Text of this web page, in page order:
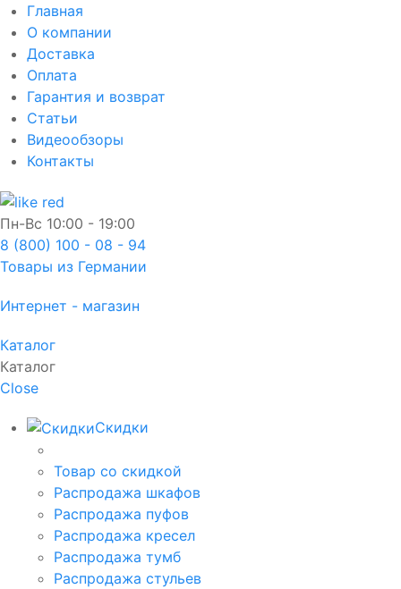
Главная
О компании
Доставка
Оплата
Гарантия и возврат
Статьи
Видеообзоры
Контакты
Пн-Вс 10:00 - 19:00
8 (800) 100 - 08 - 94
Товары из Германии
Интернет - магазин
Каталог
Каталог
Close
Скидки
Товар со скидкой
Распродажа шкафов
Распродажа пуфов
Распродажа кресел
Распродажа тумб
Распродажа стульев